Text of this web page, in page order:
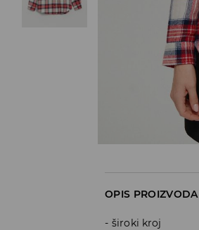
OPIS PROIZVODA
široki kroj